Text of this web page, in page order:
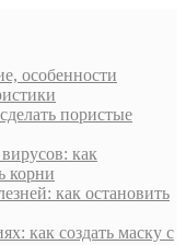
особенности
пористые
как
корни
как остановить
как создать маску с